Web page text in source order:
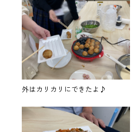
外はカリカリにできたよ♪